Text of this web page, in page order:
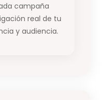
campaña
real de tu
y audiencia.